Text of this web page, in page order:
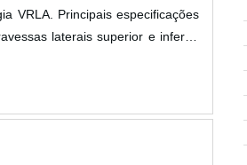
VRLA. Principais especificações
laterais superior e inferior